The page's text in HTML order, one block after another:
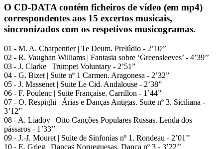
O CD-DATA contém ficheiros de vídeo (em mp4)
correspondentes aos 15 excertos musicais,
sincronizados com os respetivos musicogramas.
01 - M. A. Charpentier | Te Deum. Prelúdio - 2’10’’
02 - R. Vaughan Williams | Fantasia sobre ‘Greensleeves’ - 4’39’’
03 - J. Clarke | Trumpet Voluntary - 2’51”
04 - G. Bizet | Suite nº 1 Carmen. Aragonesa - 2’32”
05 - J. Massenet | Suite Le Cid. Andalouse - 2’38”
06 - F. Poulenc | Suite Française. Carrillon - 1’44”
07 - O. Respighi | Árias e Danças Antigas. Suite nº 3. Siciliana -
3’12”
08 - A. Liadov | Oito Canções Populares Russas. Lenda dos
pássaros - 1’33’’
09 - J.-J. Mouret | Suite de Sinfonias nº 1. Rondeau - 2’01’’
10 - E. Grieg | Danças Norueguesas. Dança nº 3 - 3’22’’